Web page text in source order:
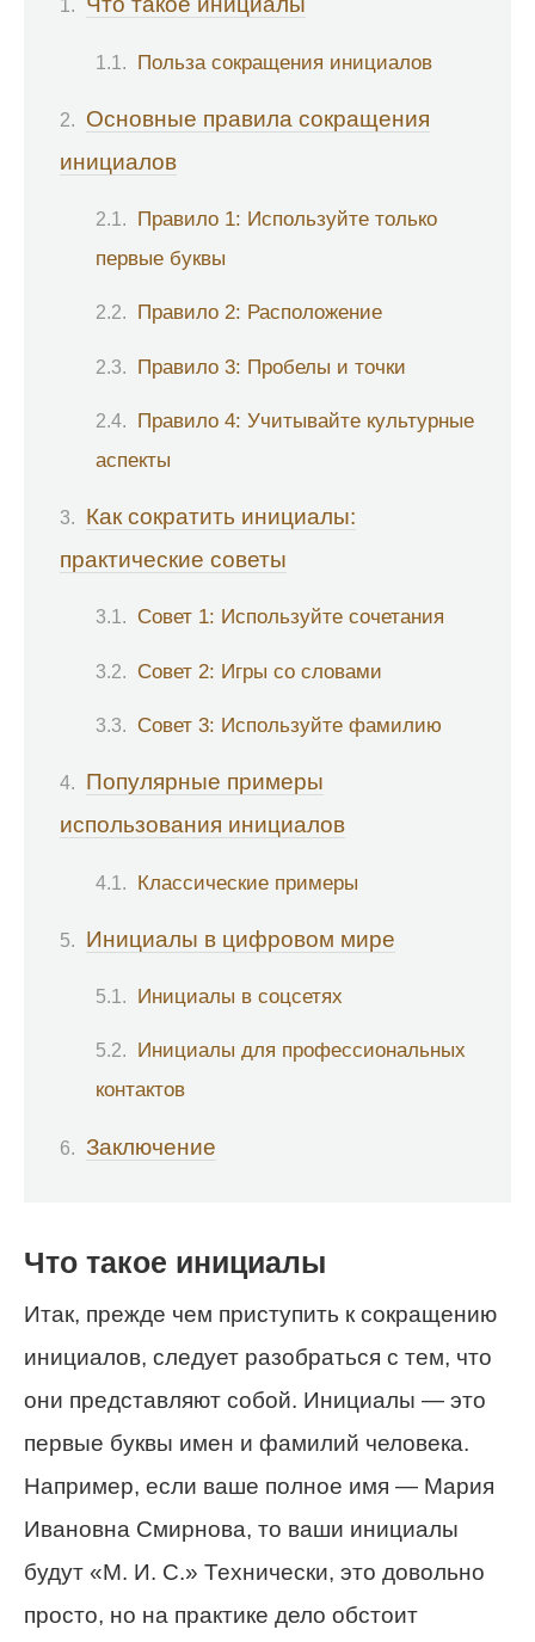
Польза сокращения инициалов
Основные правила сокращения
инициалов
Правило 1: Используйте только
первые буквы
Правило 2: Расположение
Правило 3: Пробелы и точки
Правило 4: Учитывайте культурные
аспекты
Как сократить инициалы:
практические советы
Совет 1: Используйте сочетания
Совет 2: Игры со словами
Совет 3: Используйте фамилию
Популярные примеры
использования инициалов
Классические примеры
Инициалы в цифровом мире
Инициалы в соцсетях
Инициалы для профессиональных
контактов
Заключение
Что такое инициалы
Итак, прежде чем приступить к сокращению
инициалов, следует разобраться с тем, что
они представляют собой. Инициалы — это
первые буквы имен и фамилий человека.
Например, если ваше полное имя — Мария
Ивановна Смирнова, то ваши инициалы
будут «М. И. С.» Технически, это довольно
просто, но на практике дело обстоит